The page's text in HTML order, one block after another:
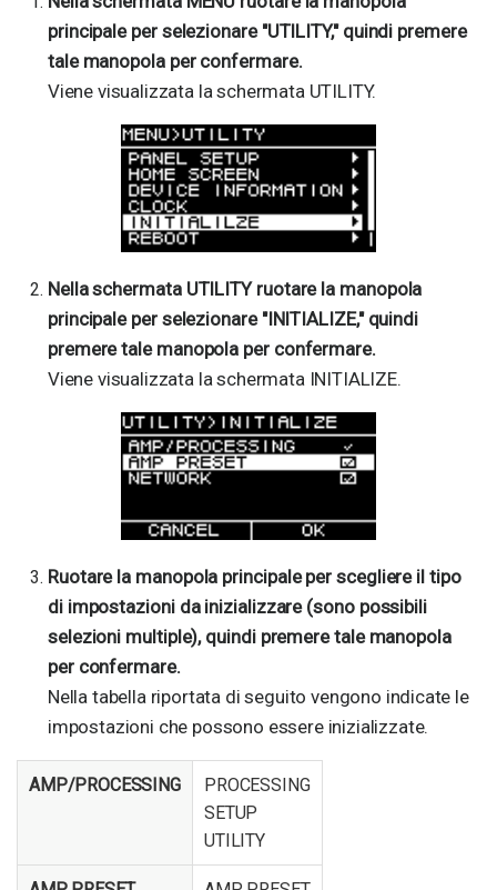
principale per selezionare "UTILITY," quindi premere
tale manopola per confermare.
Viene visualizzata la schermata UTILITY.
Nella schermata UTILITY ruotare la manopola
principale per selezionare "INITIALIZE," quindi
premere tale manopola per confermare.
Viene visualizzata la schermata INITIALIZE.
Ruotare la manopola principale per scegliere il tipo
di impostazioni da inizializzare (sono possibili
selezioni multiple), quindi premere tale manopola
per confermare.
Nella tabella riportata di seguito vengono indicate le
impostazioni che possono essere inizializzate.
AMP/PROCESSING
PROCESSING
SETUP
UTILITY